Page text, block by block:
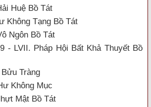
Huệ Bồ Tát
Không Tạng Bồ Tát
Ngôn Bồ Tát
- LVII. Pháp Hội Bất Khả Thuyết Bồ
Tràng
Không Mục
Mật Bồ Tát